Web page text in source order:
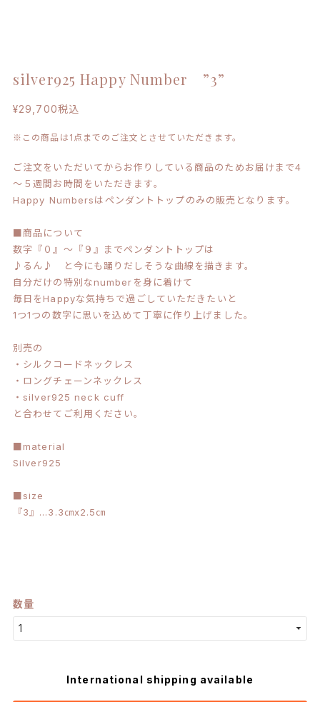
silver925 Happy Number ”3”
¥29,700税込
※この商品は1点までのご注文とさせていただきます。
ご注文をいただいてからお作りしている商品のためお届けまで4
～５週間お時間をいただきます。
Happy Numbersはペンダントトップのみの販売となります。
■商品について
数字『０』～『９』までペンダントトップは
♪るん♪ と今にも踊りだしそうな曲線を描きます。
自分だけの特別なnumberを身に着けて
毎日をHappyな気持ちで過ごしていただきたいと
1つ1つの数字に思いを込めて丁寧に作り上げました。
別売の
・シルクコードネックレス
・ロングチェーンネックレス
・silver925 neck cuff
と合わせてご利用ください。
■material
Silver925
■size
『3』…3.3㎝x2.5㎝
数量
International shipping available